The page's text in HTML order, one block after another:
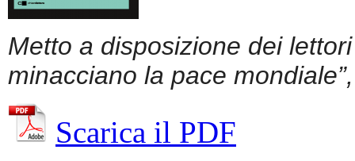
Metto a disposizione dei
minacciano la pace
Scarica il PDF